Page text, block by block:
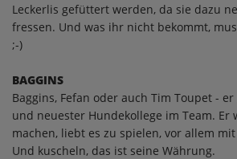
Leckerlis gefüttert werden, da sie dazu
fressen. Und was ihr nicht bekommt,
;-)
BAGGINS
Baggins, Fefan oder auch Tim Toupet -
und neuester Hundekollege im Team. Er
machen, liebt es zu spielen, vor allem
Und kuscheln, das ist seine Währung.